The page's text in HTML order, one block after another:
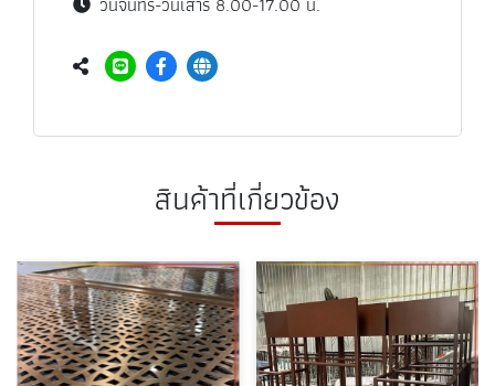
สินค้าที่เกี่ยวข้อง